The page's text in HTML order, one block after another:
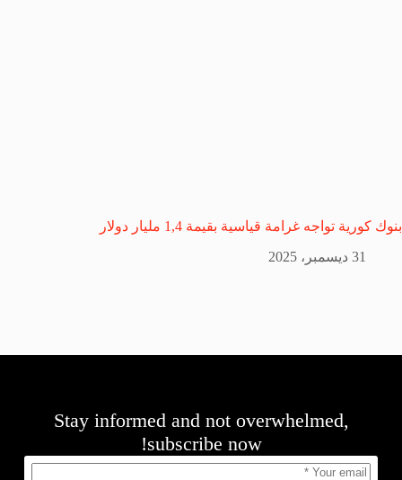
بنوك كورية تواجه غرامة قياسية بقيمة 1,4 مليار دولار
31 ديسمبر، 2025
Stay informed and not overwhelmed,
subscribe now!